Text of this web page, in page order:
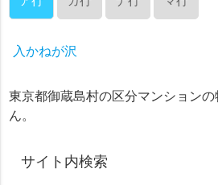
入かねが沢
東京都御蔵島村の区分マンション
ん。
サイト内検索